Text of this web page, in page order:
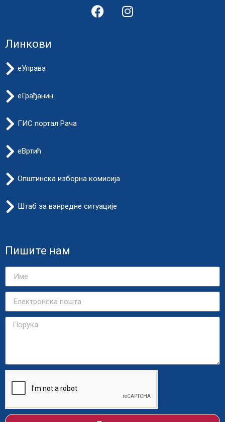
Линкови
еУправа
еГрађанин
ГИС портал Рача
еВртић
Општинска изборна комисија
Штаб за ванредне ситуације
Пишите нам